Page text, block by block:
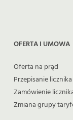
OFERTA I UMOWA
Oferta na prąd
Przepisanie
Zamówienie
Zmiana grupy